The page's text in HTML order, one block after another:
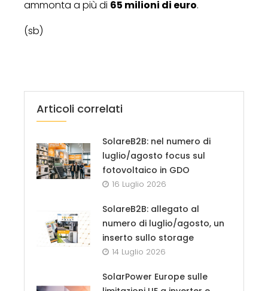
ammonta a più di 65 milioni di euro.
(sb)
Articoli correlati
SolareB2B: nel numero di
luglio/agosto focus sul
fotovoltaico in GDO
16 Luglio 2026
SolareB2B: allegato al
numero di luglio/agosto, un
inserto sullo storage
14 Luglio 2026
SolarPower Europe sulle